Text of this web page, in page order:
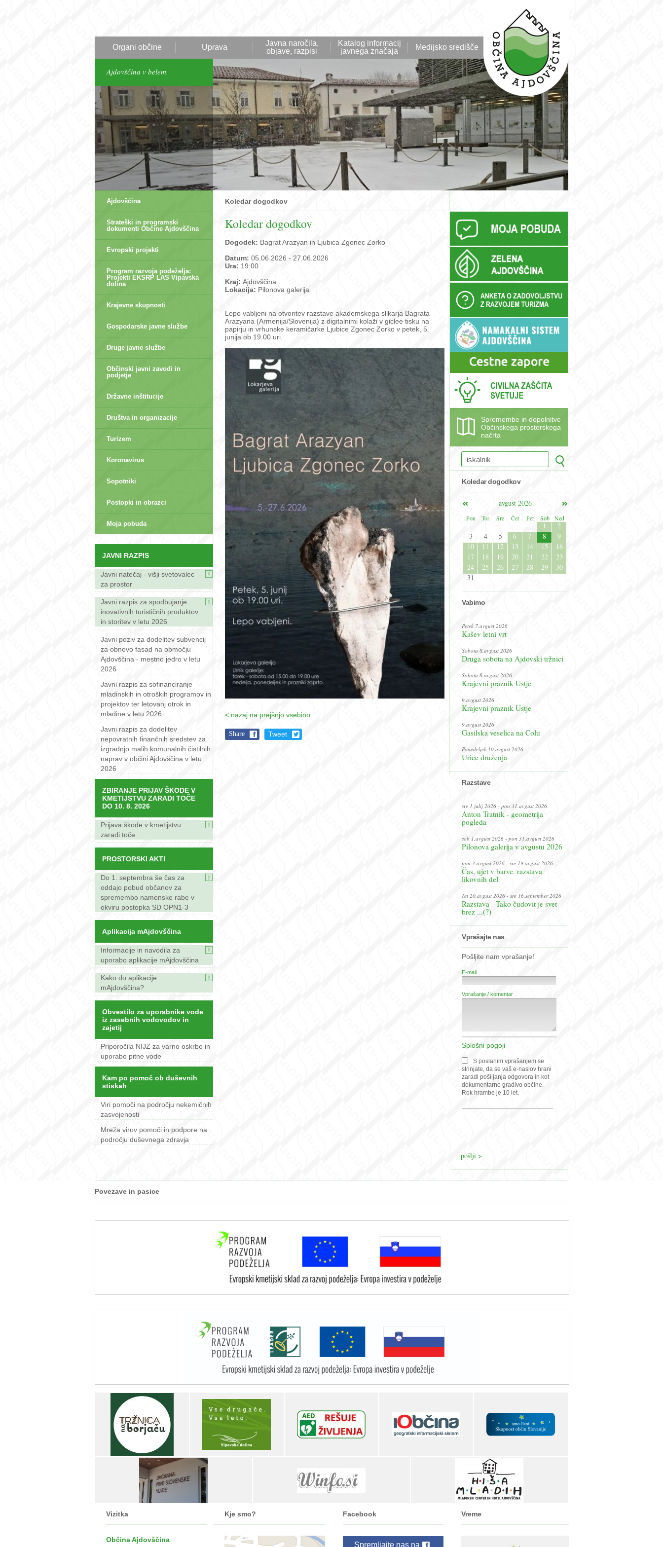
Organi občine Uprava
Javna naročila,
objave, razpisi
Katalog informacij
javnega značaja
Medijsko središče
Ajdovščina v belem.
Ajdovščina
Strateški in programski
dokumenti Občine Ajdovščina
Evropski projekti
Program razvoja podeželja:
Projekti EKSRP LAS Vipavska
dolina
Krajevne skupnosti
Gospodarske javne službe
Druge javne službe
Občinski javni zavodi in
podjetje
Državne inštitucije
Društva in organizacije
Turizem
Koronavirus
Sopotniki
Postopki in obrazci
Moja pobuda
JAVNI RAZPIS
Javni natečaj - višji svetovalec
za prostor
Javni razpis za spodbujanje
inovativnih turističnih produktov
in storitev v letu 2026
Javni poziv za dodelitev subvencij
za obnovo fasad na območju
Ajdovščina - mestno jedro v letu
2026
Javni razpis za sofinanciranje
mladinskih in otroških programov in
projektov ter letovanj otrok in
mladine v letu 2026
Javni razpis za dodelitev
nepovratnih finančnih sredstev za
izgradnjo malih komunalnih čistilnih
naprav v občini Ajdovščina v letu
2026
ZBIRANJE PRIJAV ŠKODE V
KMETIJSTVU ZARADI TOČE
DO 10. 8. 2026
Prijava škode v kmetijstvu
zaradi toče
PROSTORSKI AKTI
Do 1. septembra še čas za
oddajo pobud občanov za
spremembo namenske rabe v
okviru postopka SD OPN1-3
Aplikacija mAjdovščina
Informacije in navodila za
uporabo aplikacije mAjdovščina
Kako do aplikacije
mAjdovščina?
Obvestilo za uporabnike vode
iz zasebnih vodovodov in
zajetij
Priporočila NIJZ za varno oskrbo in
uporabo pitne vode
Kam po pomoč ob duševnih
stiskah
Viri pomoči na področju nekemičnih
zasvojenosti
Mreža virov pomoči in podpore na
področju duševnega zdravja
Koledar dogodkov
Koledar dogodkov
Dogodek: Bagrat Arazyan in Ljubica Zgonec Zorko
Datum: 05.06.2026 - 27.06.2026
Ura: 19:00
Kraj: Ajdovščina
Lokacija: Pilonova galerija
Lepo vabljeni na otvoritev razstave akademskega slikarja Bagrata
Arazyana (Armenija/Slovenija) z digitalnimi kolaži v giclee tisku na
papirju in vrhunske keramičarke Ljubice Zgonec Zorko v petek, 5.
junija ob 19.00 uri.
< nazaj na prejšnjo vsebino
Share Tweet
Spremembe in dopolnitve
Občinskega prostorskega
načrta
Koledar dogodkov
avgust 2026
Pon
Tor Sre Čet Pet Sob Ned
1
2
3
4 5 6 7 8
9
10
11 12 13 14 15
16
17
18 19 20 21 22
23
24
25 26 27 28 29
30
31
Vabimo
Petek 7.avgust 2026
Kašev letni vrt
Sobota 8.avgust 2026
Druga sobota na Ajdovski tržnici
Sobota 8.avgust 2026
Krajevni praznik Ustje
9.avgust 2026
Krajevni praznik Ustje
9.avgust 2026
Gasilska veselica na Colu
Ponedeljek 10.avgust 2026
Urice druženja
Razstave
sre 1.julij 2026 - pon 31.avgust 2026
Anton Tratnik - geometrija
pogleda
sob 1.avgust 2026 - pon 31.avgust 2026
Pilonova galerija v avgustu 2026
pon 3.avgust 2026 - sre 19.avgust 2026
Čas, ujet v barve. razstava
likovnih del
čet 20.avgust 2026 - sre 16.september 2026
Razstava - Tako čudovit je svet
brez ...(?)
Vprašajte nas
Pošljite nam vprašanje!
E-mail
Vprašanje / komentar
Splošni pogoji
S poslanim vprašanjem se
strinjate, da se vaš e-naslov hrani
zaradi pošiljanja odgovora in kot
dokumentarno gradivo občine.
Rok hrambe je 10 let.
Povezave in pasice
Vizitka
Občina Ajdovščina
Kje smo? Facebook
Spremljajte nas na
Vreme